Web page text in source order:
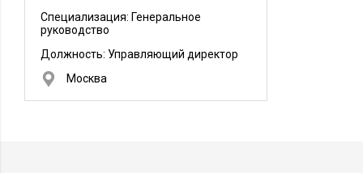
Специализация: Генеральное
руководство
Должность: Управляющий директор
Москва